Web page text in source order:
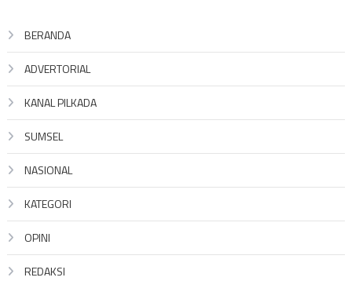
BERANDA
ADVERTORIAL
KANAL PILKADA
SUMSEL
NASIONAL
KATEGORI
OPINI
REDAKSI